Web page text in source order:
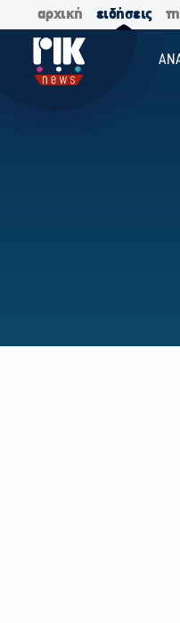
αρχική ειδήσεις